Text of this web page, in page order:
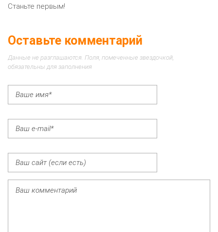
Станьте первым!
Оставьте комментарий
Данные не разглашаются. Поля, помеченные звездочкой,
обязательны для заполнения